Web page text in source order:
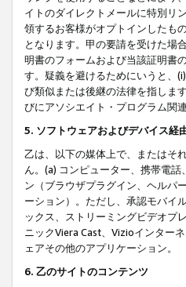
イトのダイレクトメールに特別リ
領するお客様がオプトインしたも
となります。甲の要請を受けた場
明書のフォームおよび当該証明書
す。疑義を避けるためにいうと、
び類似または後継の法律を指しま
びにアソシエイト・プログラム関
5. ソフトウェアおよびデバイス経
乙は、以下の媒体上で、またはそ
ん。(a) コンピューター、携帯電
ン（ブラウザプラグイン、ヘルパ
ーション）。ただし、承認モバイ
ックス、ストリーミングビデオプ
ニックViera Cast、Vizioインター
ェアその他のアプリケーション。
6. 乙のサイトのコンテンツ